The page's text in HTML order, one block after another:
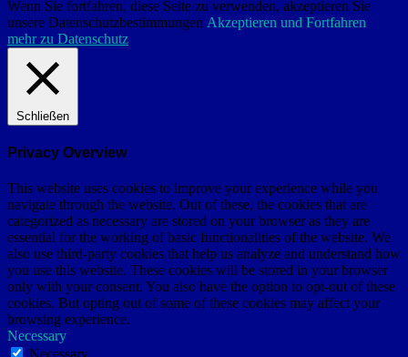
Wenn Sie fortfahren, diese Seite zu verwenden, akzeptieren Sie
unsere Datenschutzbestimmungen Akzeptieren und Fortfahren
mehr zu Datenschutz
Schließen
Privacy Overview
This website uses cookies to improve your experience while you
navigate through the website. Out of these, the cookies that are
categorized as necessary are stored on your browser as they are
essential for the working of basic functionalities of the website. We
also use third-party cookies that help us analyze and understand how
you use this website. These cookies will be stored in your browser
only with your consent. You also have the option to opt-out of these
cookies. But opting out of some of these cookies may affect your
browsing experience.
Necessary
Necessary